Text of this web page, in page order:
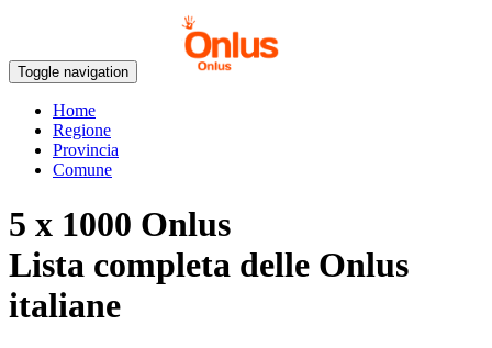
Toggle navigation
Home
Regione
Provincia
Comune
5 x 1000 Onlus
Lista completa delle Onlus
italiane